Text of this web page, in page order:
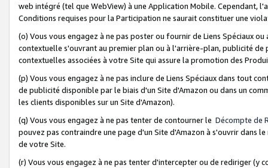
web intégré (tel que WebView) à une Application Mobile. Cependant,
Conditions requises pour la Participation ne saurait constituer une
(o) Vous vous engagez à ne pas poster ou fournir de Liens Spéciaux
contextuelle s'ouvrant au premier plan ou à l'arrière-plan, publicité
contextuelles associées à votre Site qui assure la promotion des
(p) Vous vous engagez à ne pas inclure de Liens Spéciaux dans tout
de publicité disponible par le biais d'un Site d'Amazon ou dans un
les clients disponibles sur un Site d'Amazon).
(q) Vous vous engagez à ne pas tenter de contourner le Décompte de
pouvez pas contraindre une page d'un Site d'Amazon à s'ouvrir dans
de votre Site.
(r) Vous vous engagez à ne pas tenter d'intercepter ou de rediriger